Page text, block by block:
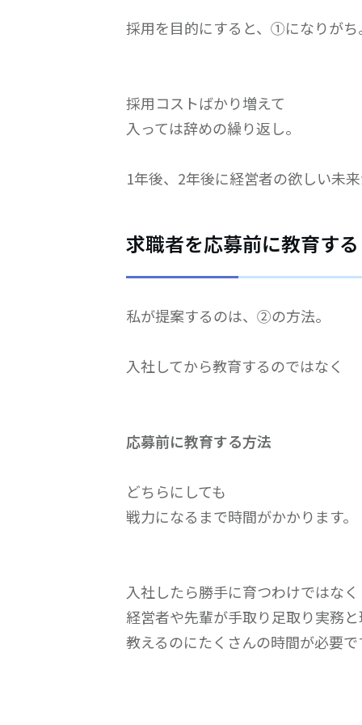
採用を目的にすると、①になりがち
採用コストばかり増えて
入っては辞めの繰り返し。
1年後、2年後に経営者の欲しい未
求職者を応募前に教育する
私が提案するのは、②の方法。
入社してから教育するのではなく
応募前に教育する方法
どちらにしても
戦力になるまで時間がかかります。
入社したら勝手に育つわけではなく
経営者や先輩が手取り足取り実務
教えるのにたくさんの時間が必要で